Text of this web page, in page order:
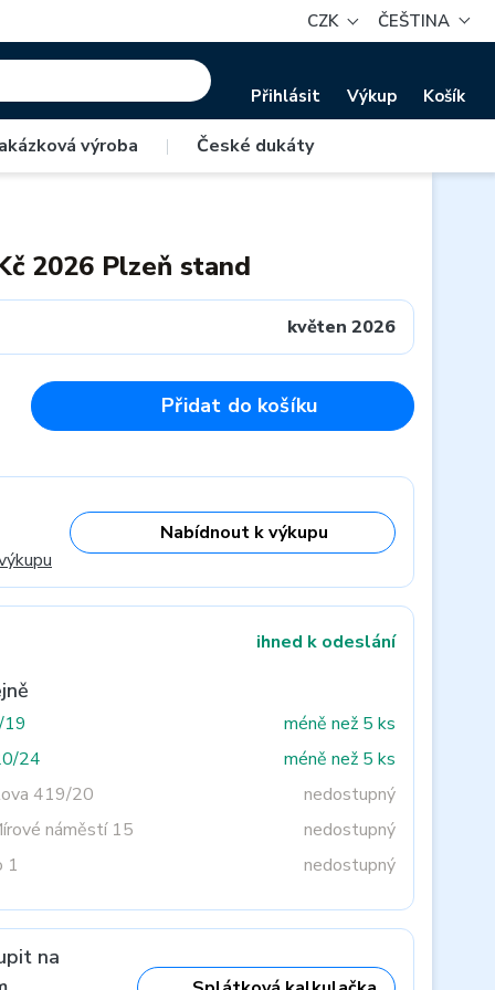
CZK ČEŠTINA
Přihlásit Výkup Košík
výroba | České dukáty
2026 Plzeň stand
květen 2026
Přidat do košíku
Nabídnout k výkupu
ihned k odeslání
19
méně než 5 ks
24
méně než 5 ks
419/20
nedostupný
náměstí 15
nedostupný
1
nedostupný
na